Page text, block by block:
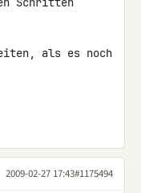
als es noch
2009-02-27 17:43#1175494